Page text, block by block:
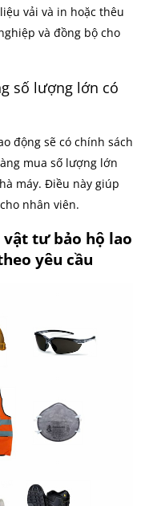
vải và in hoặc thêu
và đồng bộ cho
số lượng lớn có
động sẽ có chính sách
mua số lượng lớn
máy. Điều này giúp
nhân viên.
vật tư bảo hộ lao
yêu cầu